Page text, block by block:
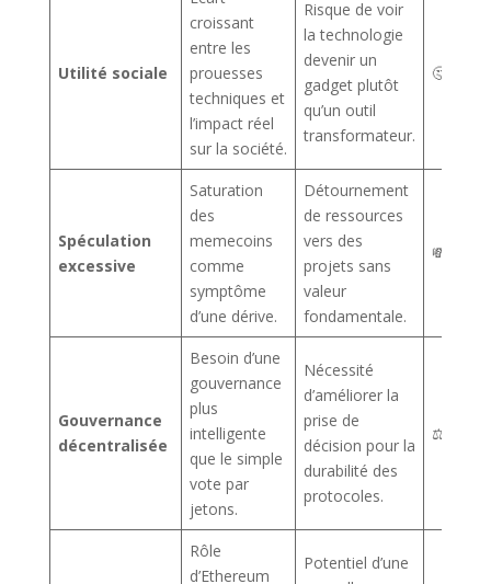
Utilité sociale
croissant
entre les
prouesses
techniques et
l’impact réel
sur la société.
Risque de voir
la technologie
devenir un
gadget plutôt
qu’un outil
transformateur.
🤔
Spéculation
excessive
Saturation
des
memecoins
comme
symptôme
d’une dérive.
Détournement
de ressources
vers des
projets sans
valeur
fondamentale.
💸
Gouvernance
décentralisée
Besoin d’une
gouvernance
plus
intelligente
que le simple
vote par
jetons.
Nécessité
d’améliorer la
prise de
décision pour la
durabilité des
protocoles.
⚖️
Rôle
d’Ethereum
Potentiel d’une